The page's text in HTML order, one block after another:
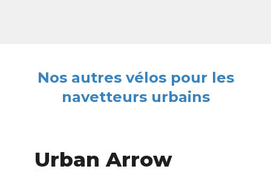
Nos autres vélos pour les
navetteurs urbains
Urban Arrow